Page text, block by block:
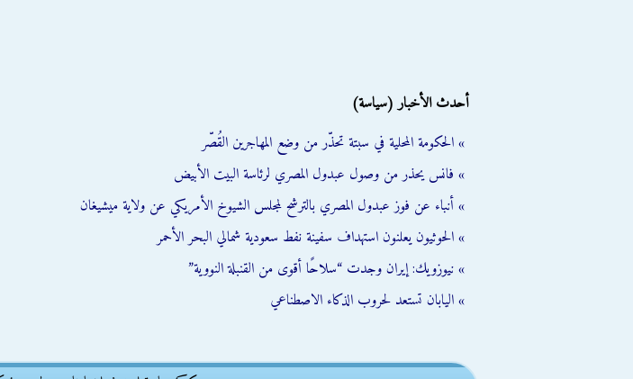
أحدث الأخبار (سياسة)
» الحكومة المحلية في سبتة تحذّر من وضع المهاجرين القُصّر
» فانس يحذر من وصول عبدول المصري لرئاسة البيت الأبيض
» أنباء عن فوز عبدول المصري بالترشح لمجلس الشيوخ الأمريكي عن ولاية ميشيغان
» الحوثيون يعلنون استهداف سفينة نفط سعودية شمالي البحر الأحمر
» نيوزويك: إيران وجدت “سلاحًا أقوى من القنبلة النووية”
» اليابان تستعد لحروب الذكاء الاصطناعي